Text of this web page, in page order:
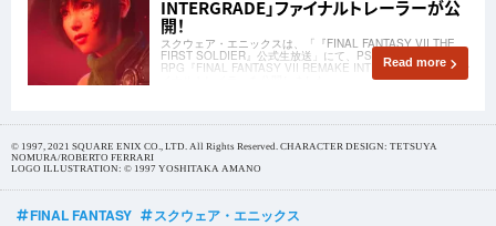
INTERGRADE」ファイナルトレーラーが公
開！
スクウェア・エニックスは、「『FINAL FANTASY VII THE
FIRST SOLDIER』公式生放送」にて、PS5向けアクション
RPG『FINAL FANTASY VII REMAKE INTERGRADE』のファ
Read more
© 1997, 2021 SQUARE ENIX CO., LTD. All Rights Reserved. CHARACTER DESIGN: TETSUYA
NOMURA/ROBERTO FERRARI
LOGO ILLUSTRATION: © 1997 YOSHITAKA AMANO
FINAL FANTASY スクウェア・エニックス